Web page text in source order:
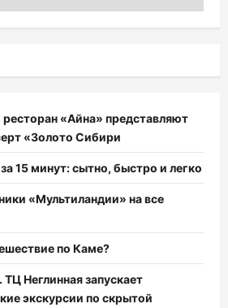
«Айна» представляют
«Золото Сибири
15 минут: сытно, быстро и легко
«Мультиландии» на все
по Каме?
Неглинная запускает
экскурсии по скрытой